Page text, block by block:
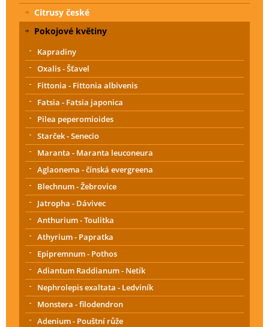
Citrusy české
Pokojové květiny
Kapradiny
Oxalis - Šťavel
Fittonia - Fittonia albivenis
Fatsia - Fatsia japonica
Pilea peperomioides
Starček - Senecio
Maranta - Maranta leuconeura
Aglaonema - čínská evergreena
Blechnum - Žebrovice
Jatropha - Dávivec
Anthurium - Toulitka
Athyrium - Papratka
Epipremnum - Pothos
Adiantum Raddianum - Netík
Nephrolepis exaltata - Ledviník
Monstera - filodendron
Adenium - Pouštní růže